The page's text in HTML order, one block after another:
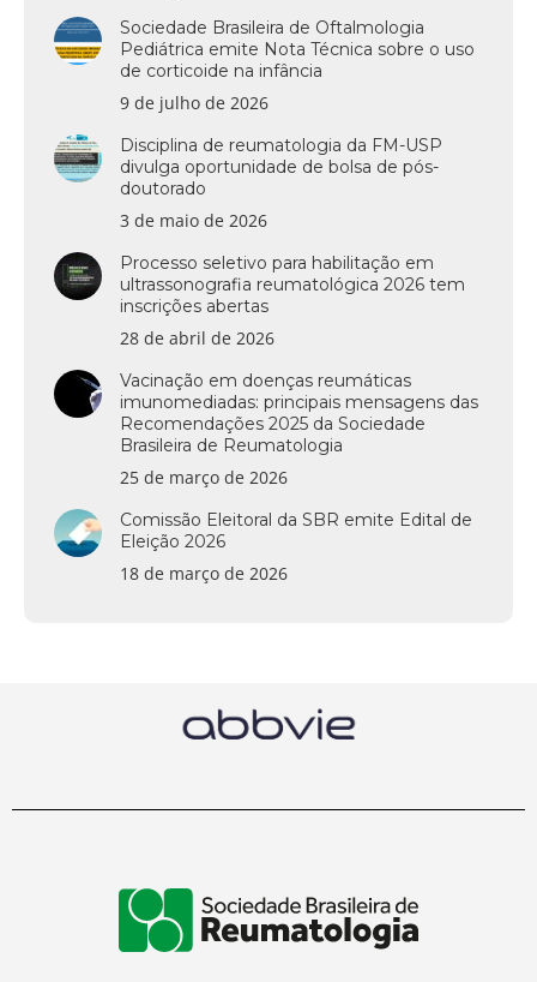
Sociedade Brasileira de Oftalmologia
Pediátrica emite Nota Técnica sobre o uso
de corticoide na infância
9 de julho de 2026
Disciplina de reumatologia da FM-USP
divulga oportunidade de bolsa de pós-
doutorado
3 de maio de 2026
Processo seletivo para habilitação em
ultrassonografia reumatológica 2026 tem
inscrições abertas
28 de abril de 2026
Vacinação em doenças reumáticas
imunomediadas: principais mensagens das
Recomendações 2025 da Sociedade
Brasileira de Reumatologia
25 de março de 2026
Comissão Eleitoral da SBR emite Edital de
Eleição 2026
18 de março de 2026